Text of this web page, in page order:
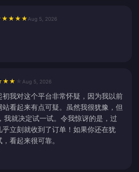
★ ★ ★ ★ Aug 5, 2026
★ ★ Aug 5, 2026
我对这个平台非常怀疑，因为我以前
看起来有点可疑。虽然我很犹豫，但
我就决定试一试。令我惊讶的是，过
立刻就收到了订单！如果你还在犹
看起来很可靠。